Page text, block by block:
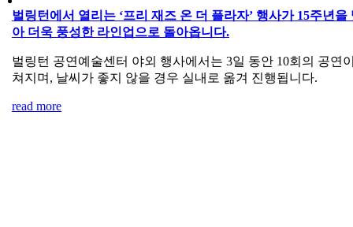
벌링턴에서 열리는 ‘프리 재즈 온 더 플라자’ 행사가 15주년을
아 더욱 풍성한 라인업으로 돌아옵니다.
벌링턴 공연예술센터 야외 행사에서는 3일 동안 10회의 공연
쳐지며, 날씨가 좋지 않을 경우 실내로 옮겨 진행됩니다.
read more